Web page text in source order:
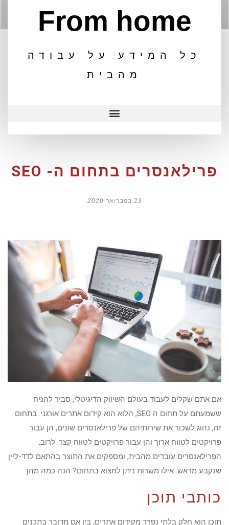
From home
כל המידע על עבודה
מהבית
פרילאנסרים בתחום ה- SEO
23 בפברואר 2020
אם אתם שקלים לעבוד בעולם השיווק הדיגיטלי, סביר להניח
ששמעתם על תחום ה SEO, הלוא הוא קידום אתרים אורגני. בתחום
זה, נהוג לשכור את שירותיהם של פרילאנסרים שונים, הן עבור
פרויקטים לטווח ארוך והן עבור פרויקטים לטווח קצר. לרוב,
הפרילאנסרים עובדים מהבית, ומספקים את התוצר בהתאם לדד-ליין
שנקבע מראש. אילו משרות ניתן למצוא בתחום? הנה כמה מהן:
כותבי תוכן
תוכן הוא חלק בלתי נפרד מקידום אתרים, בין אם מדובר בתכנים